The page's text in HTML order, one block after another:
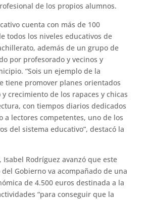
de los propios alumnos.
cuenta con más de 100
todos los niveles educativos de
además de un grupo de
por profesorado y vecinos y
“Sois un ejemplo de la
tiene promover planes orientados
crecimiento de los rapaces y chicas
con tiempos diarios dedicados
a lectores competentes, uno de los
del sistema educativo”, destacó la
Isabel Rodríguez avanzó que este
Gobierno va acompañado de una
de 4.500 euros destinada a la
“para conseguir que la